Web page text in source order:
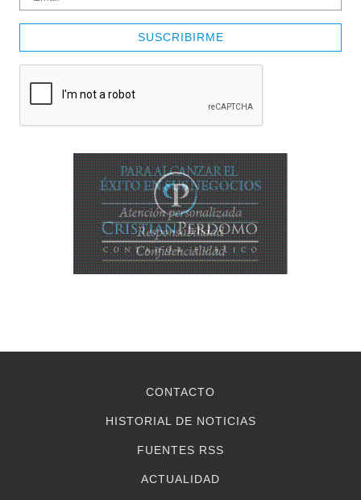
SUSCRIBIRME
CONTACTO
HISTORIAL DE NOTICIAS
FUENTES RSS
ACTUALIDAD